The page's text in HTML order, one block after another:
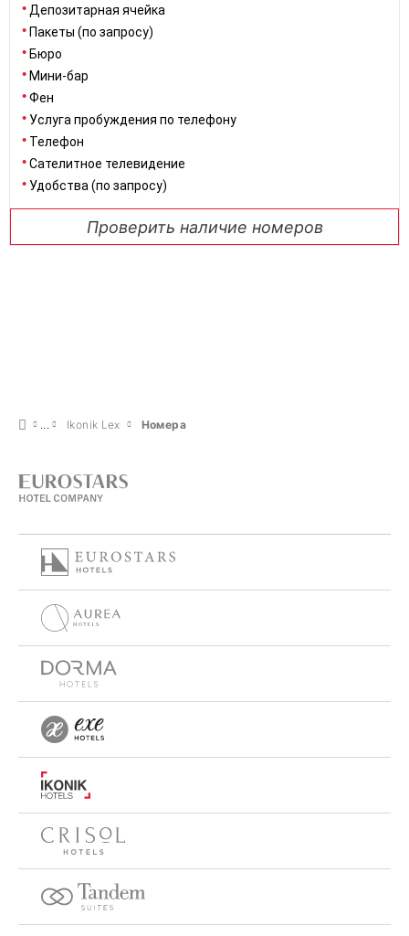
Депозитарная ячейка
Пакеты (по запросу)
Бюро
Мини-бар
Фен
Услуга пробуждения по телефону
Телефон
Сателитное телевидение
Удобства (по запросу)
Проверить наличие номеров
Ikonik Lex Номера